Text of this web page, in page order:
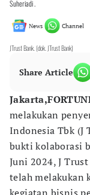
Suheriadi .
News Channel
JTrust Bank. (dok. JTrust Bank)
Share Article
melakukan
Indonesia Tbk (J
bukti kolaborasi
Juni 2024, J
telah melakukan